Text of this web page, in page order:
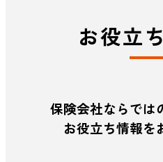
お役立
保険会社ならでは
お役立ち情報を